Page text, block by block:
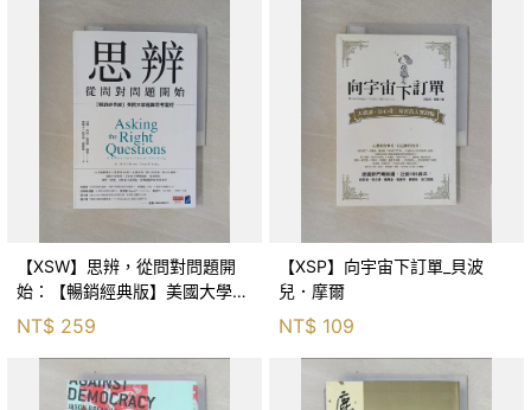
【XSW】思辨，從問對問題開
始：【暢銷經典版】美國大學邏
輯思考聖經_尼爾．布朗, 史都
華．基里, 羅耀宗, 蔡宏明, 黃賓
NT$ 259
【XSP】向宇宙下訂單_貝波
兒．摩爾
NT$ 109